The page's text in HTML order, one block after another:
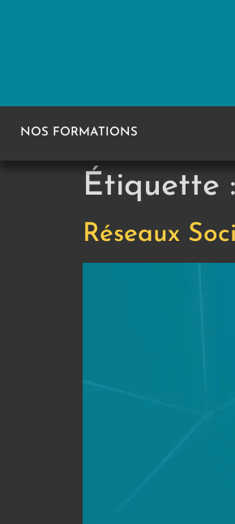
NOS FORMATIONS
Étiquette :
Réseaux